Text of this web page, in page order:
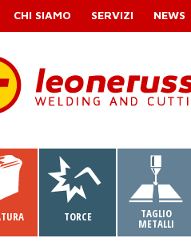
CHI SIAMO SERVIZI NEWS
TORCE TAGLIO
METALLI